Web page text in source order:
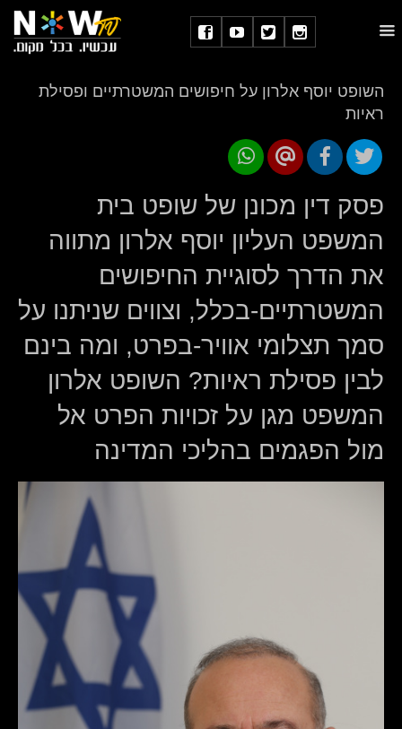
השופט יוסף אלרון על חיפושים המשטרתיים ופסילת
ראיות
פסק דין מכונן של שופט בית
המשפט העליון יוסף אלרון מתווה
את הדרך לסוגיית החיפושים
המשטרתיים-בכלל, וצווים שניתנו על
סמך תצלומי אוויר-בפרט, ומה בינם
לבין פסילת ראיות? השופט אלרון
המשפט מגן על זכויות הפרט אל
מול הפגמים בהליכי המדינה